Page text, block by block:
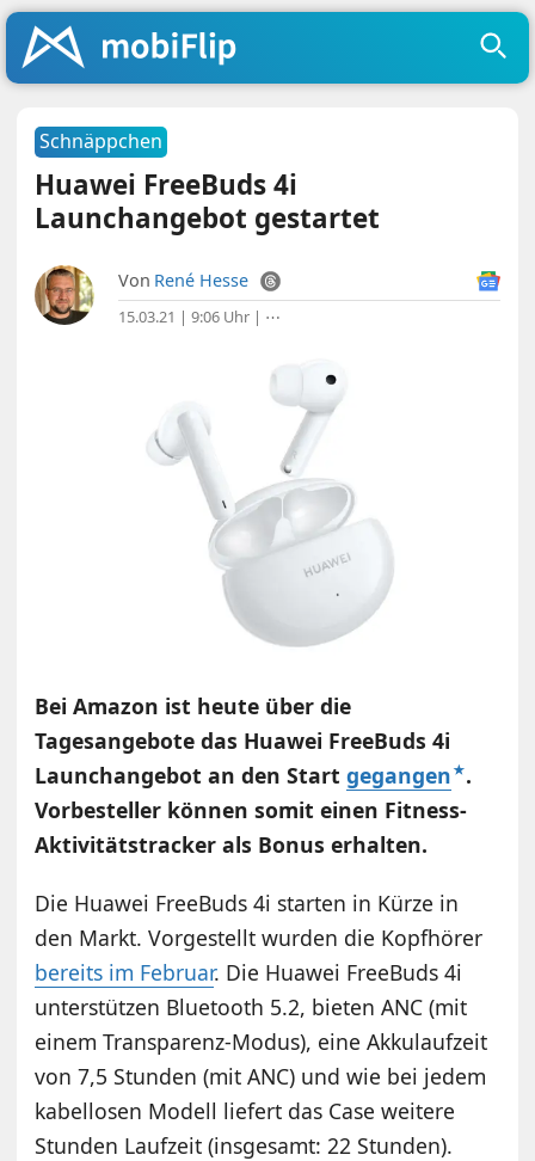
Schnäppchen
Huawei FreeBuds 4i
Launchangebot gestartet
Von René Hesse
15.03.21 | 9:06 Uhr | ⋯
Bei Amazon ist heute über die
Tagesangebote das Huawei FreeBuds 4i
Launchangebot an den Startgegangen .
Vorbesteller können somit einen Fitness-
Aktivitätstracker als Bonus erhalten.
Die Huawei FreeBuds 4i starten in Kürze in
den Markt. Vorgestellt wurden die Kopfhörer
bereits im Februar. Die Huawei FreeBuds 4i
unterstützen Bluetooth 5.2, bieten ANC (mit
einem Transparenz-Modus), eine Akkulaufzeit
von 7,5 Stunden (mit ANC) und wie bei jedem
kabellosen Modell liefert das Case weitere
Stunden Laufzeit (insgesamt: 22 Stunden).